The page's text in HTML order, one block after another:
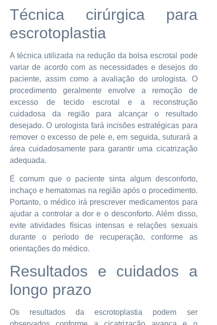
Técnica cirúrgica para
escrotoplastia
A técnica utilizada na redução da bolsa escrotal pode
variar de acordo com as necessidades e desejos do
paciente, assim como a avaliação do urologista. O
procedimento geralmente envolve a remoção de
excesso de tecido escrotal e a reconstrução
cuidadosa da região para alcançar o resultado
desejado. O urologista fará incisões estratégicas para
remover o excesso de pele e, em seguida, suturará a
área cuidadosamente para garantir uma cicatrização
adequada.
É comum que o paciente sinta algum desconforto,
inchaço e hematomas na região após o procedimento.
Portanto, o médico irá prescrever medicamentos para
ajudar a controlar a dor e o desconforto. Além disso,
evite atividades físicas intensas e relações sexuais
durante o período de recuperação, conforme as
orientações do médico.
Resultados e cuidados a
longo prazo
Os resultados da escrotoplastia podem ser